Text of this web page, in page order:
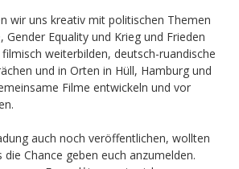
Ruanda
wird
fortgesetzt!
wir uns kreativ mit politischen Themen
Equality und Krieg und Frieden
weiterbilden, deutsch-ruandische
und in Orten in Hüll, Hamburg und
Filme entwickeln und vor
auch noch veröffentlichen, wollten
Chance geben euch anzumelden.